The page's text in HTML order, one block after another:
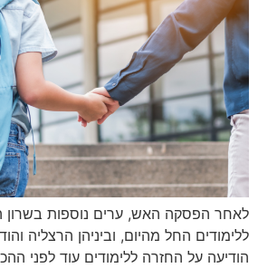
לאחר הפסקה האש, ערים נוספות בשרון
ללימודים החל מהיום, וביניהן הרצליה
הודיעה על החזרה ללימודים עוד לפני